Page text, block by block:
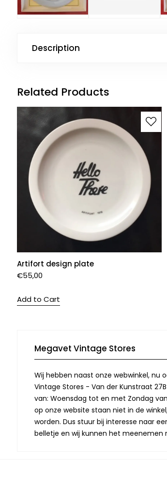
Description
Related Products
Artifort design plate
€55,00
Add to Cart
Megavet Vintage Stores
Wij hebben naast onze webwinkel, nu
Vintage Stores - Van der Kunstraat
van: Woensdag tot en met Zondag
op onze website staan niet in de
worden. Dus stuur bij interesse naar
belletje en wij kunnen het meenemen